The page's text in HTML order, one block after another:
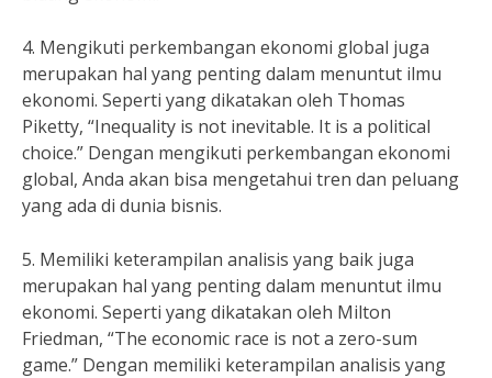
4. Mengikuti perkembangan ekonomi global juga
merupakan hal yang penting dalam menuntut ilmu
ekonomi. Seperti yang dikatakan oleh Thomas
Piketty, “Inequality is not inevitable. It is a political
choice.” Dengan mengikuti perkembangan ekonomi
global, Anda akan bisa mengetahui tren dan peluang
yang ada di dunia bisnis.
5. Memiliki keterampilan analisis yang baik juga
merupakan hal yang penting dalam menuntut ilmu
ekonomi. Seperti yang dikatakan oleh Milton
Friedman, “The economic race is not a zero-sum
game.” Dengan memiliki keterampilan analisis yang